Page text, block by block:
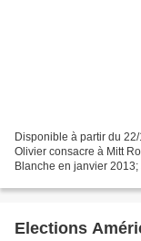
Disponible à partir du
Olivier consacre à Mitt
Blanche en janvier
Elections